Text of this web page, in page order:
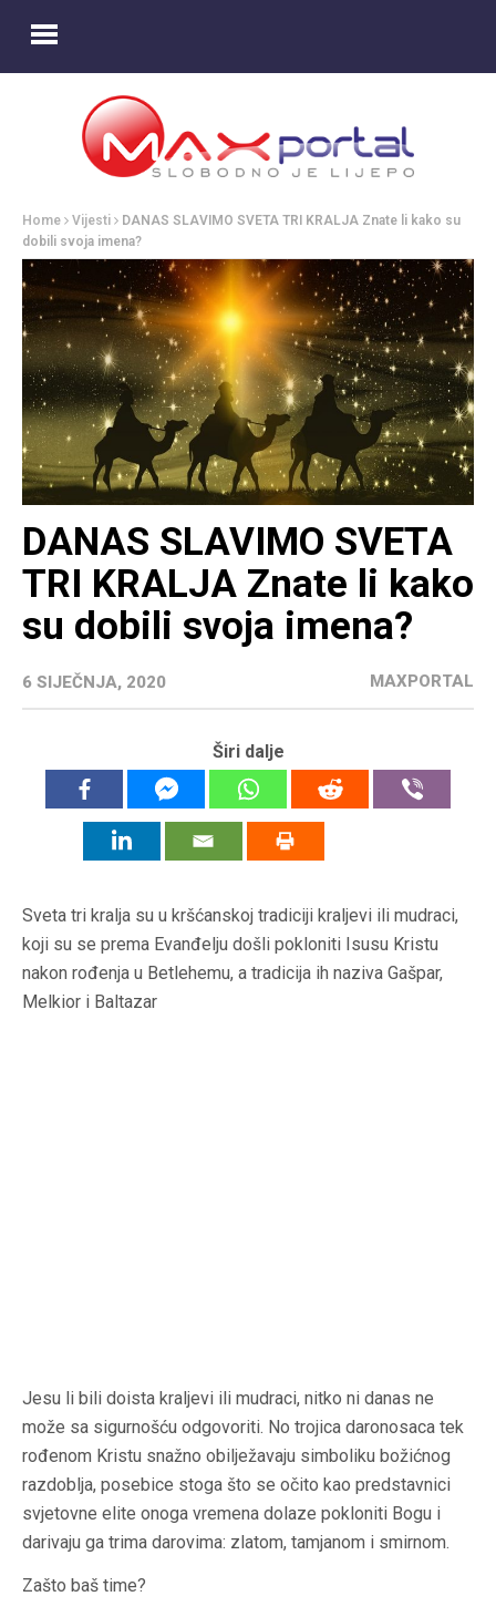
Home Vijesti
DANAS SLAVIMO SVETA TRI KRALJA Znate li kako su
dobili svoja imena?
DANAS SLAVIMO SVETA
TRI KRALJA Znate li kako
su dobili svoja imena?
6 SIJEČNJA, 2020 MAXPORTAL
Širi dalje
Sveta tri kralja su u kršćanskoj tradiciji kraljevi ili mudraci,
koji su se prema Evanđelju došli pokloniti Isusu Kristu
nakon rođenja u Betlehemu, a tradicija ih naziva Gašpar,
Melkior i Baltazar
Jesu li bili doista kraljevi ili mudraci, nitko ni danas ne
može sa sigurnošću odgovoriti. No trojica daronosaca tek
rođenom Kristu snažno obilježavaju simboliku božićnog
razdoblja, posebice stoga što se očito kao predstavnici
svjetovne elite onoga vremena dolaze pokloniti Bogu i
darivaju ga trima darovima: zlatom, tamjanom i smirnom.
Zašto baš time?